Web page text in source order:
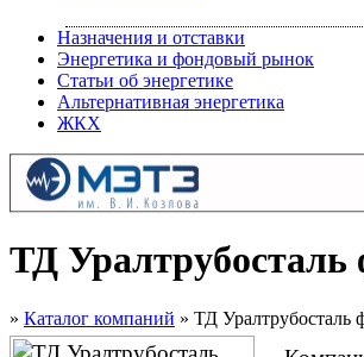
Назначения и отставки
Энергетика и фондовый рынок
Статьи об энергетике
Альтернативная энергетика
ЖКХ
ТД
» Каталог компаний » ТД Уралтрубосталь